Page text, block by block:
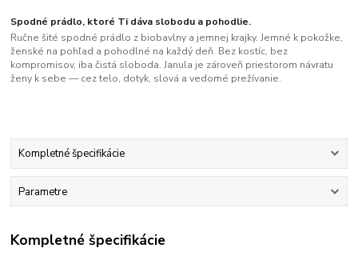
Spodné prádlo, ktoré Ti dáva slobodu a pohodlie.
Ručne šité spodné prádlo z biobavlny a jemnej krajky. Jemné k pokožke,
ženské na pohľad a pohodlné na každý deň. Bez kostíc, bez
kompromisov, iba čistá sloboda. Janula je zároveň priestorom návratu
ženy k sebe — cez telo, dotyk, slová a vedomé prežívanie.
Kompletné špecifikácie
Parametre
Kompletné špecifikácie